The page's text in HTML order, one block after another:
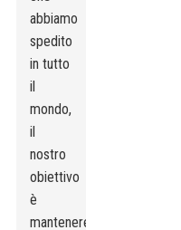
abbiamo
spedito
in tutto
il
mondo,
il
nostro
obiettivo
è
mantenere